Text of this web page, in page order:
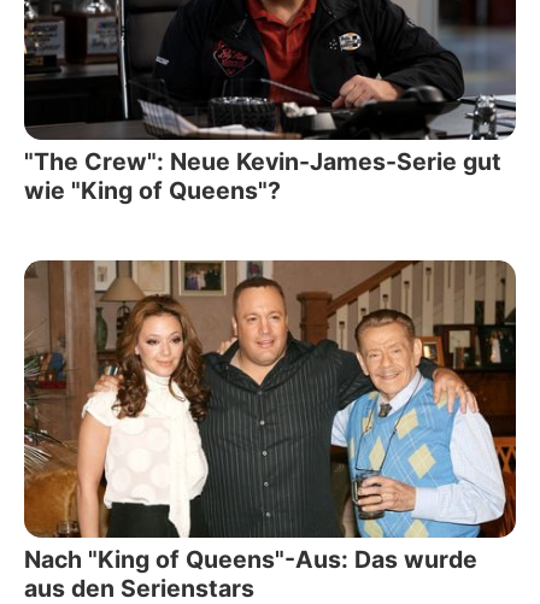
"The Crew": Neue Kevin-James-Serie gut
wie "King of Queens"?
Nach "King of Queens"-Aus: Das wurde
aus den Serienstars